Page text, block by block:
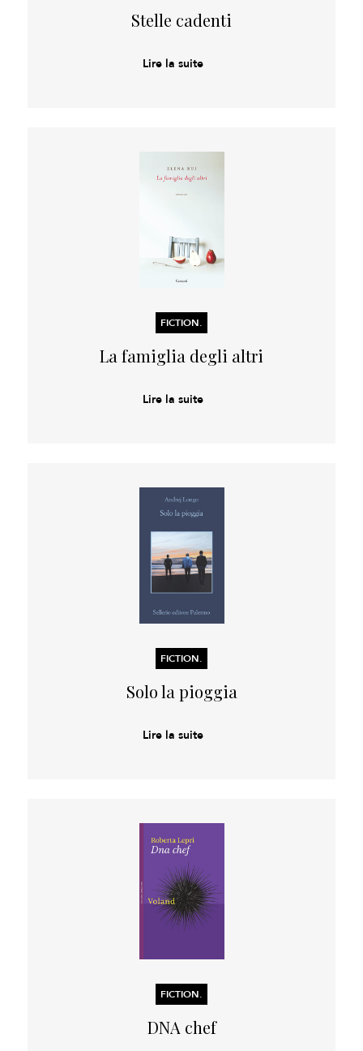
Stelle cadenti
Lire la suite
FICTION.
La famiglia degli altri
Lire la suite
FICTION.
Solo la pioggia
Lire la suite
FICTION.
DNA chef